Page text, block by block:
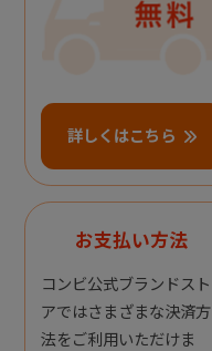
詳しくはこちら
お支払い方法
コンビ公式ブランドスト
アではさまざまな決済方
法をご利用いただけま